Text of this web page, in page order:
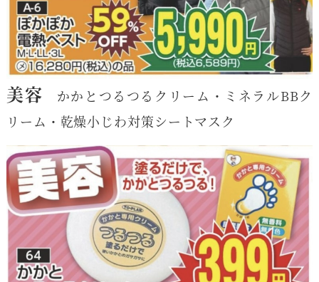
美容 かかとつるつるクリーム・ミネラルBBク
リーム・乾燥小じわ対策シートマスク